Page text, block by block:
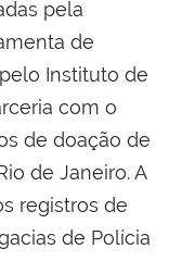
pela
de
Instituto de
com o
de doação de
de Janeiro. A
registros de
de Polícia